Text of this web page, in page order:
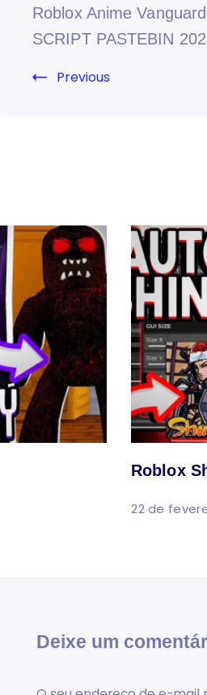
Roblox Anime
SCRIPT PASTEBIN
Previous
Roblox
22 de
Deixe um